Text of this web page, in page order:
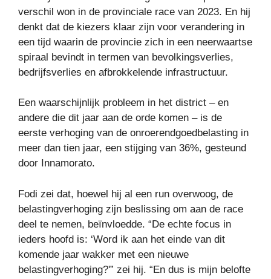
verschil won in de provinciale race van 2023. En hij
denkt dat de kiezers klaar zijn voor verandering in
een tijd waarin de provincie zich in een neerwaartse
spiraal bevindt in termen van bevolkingsverlies,
bedrijfsverlies en afbrokkelende infrastructuur.
Een waarschijnlijk probleem in het district – en
andere die dit jaar aan de orde komen – is de
eerste verhoging van de onroerendgoedbelasting in
meer dan tien jaar, een stijging van 36%, gesteund
door Innamorato.
Fodi zei dat, hoewel hij al een run overwoog, de
belastingverhoging zijn beslissing om aan de race
deel te nemen, beïnvloedde. “De echte focus in
ieders hoofd is: ‘Word ik aan het einde van dit
komende jaar wakker met een nieuwe
belastingverhoging?'” zei hij. “En dus is mijn belofte